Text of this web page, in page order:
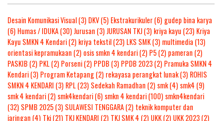
Desain Komunikasi Visual(3) DKV(5) Ekstrakurikuler(6) gudep bina karya
(6) Humas / IDUKA(30)Jurusan (3)JURUSAN TKJ(3) kriya kayu (23) Kriya
Kayu SMKN 4 Kendari(2) kriya tekstil(23) LKS SMK(3) multimedia (13)
orientasi kepramukaan (2) osis smkn 4 kendari(2) P5(2) pameran (2)
PASKIB (2) PKL(2) Porseni(2) PPDB (3) PPDB 2023(2) Pramuka SMKN 4
Kendari(3) Program Ketapang(2) rekayasa perangkat lunak(3) ROHIS
SMKN 4 KENDARI (3) RPL(23) Sedekah Ramadhan (2) smk(4) smk4 (9)
smk 4 kendari(2) smk4kendari(6) smkn 4 kendari(100) smkn4kendari
(32) SPMB 2025(3) SULAWESI TENGGARA(2) teknik komputer dan
jaringan (4) Tkj(21) TKJ KENDARI (2) TKJ SMK 4 (2) UKK(2) UKK 2023(2)